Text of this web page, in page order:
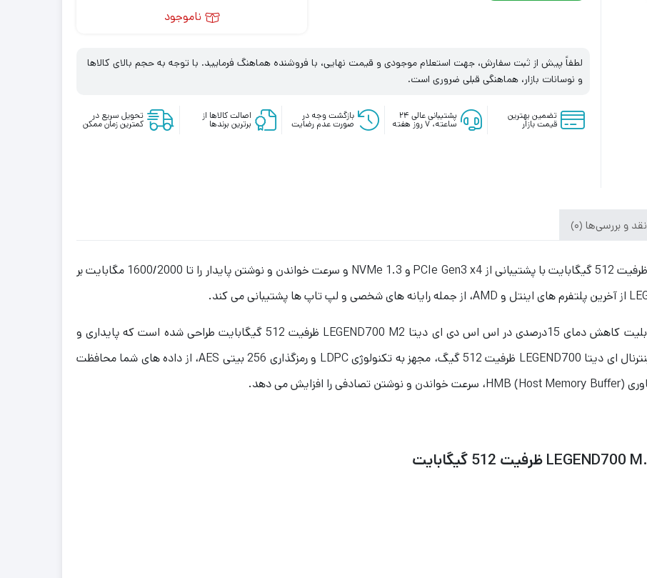
ناموجود
لطفاً پیش از ثبت سفارش، جهت استعلام موجودی و قیمت نهایی، با فروشنده هماهنگ فرمایید. با توجه به حجم بالای کالاها
و نوسانات بازار، هماهنگی قبلی ضروری است.
تضمین بهترین
قیمت بازار
پشتیبانی عالی ۲۴
ساعته، ۷ روز هفته
بازگشت وجه در
صورت عدم رضایت
اصالت کالاها از
برترین برندها
تحویل سریع در
کمترین زمان ممکن
نقد و بررسی‌ها (0)
حافظه اس اس دی ADATA مدل LEGEND700 M.2 ظرفیت 512 گیگابایت با پشتیبانی از PCIe Gen3 x4 و NVMe 1.3 و سرعت خواندن و نوشتن پایدار را تا 1600/2000 مگابایت بر
هیت سینک ساده و ظریف به رنگ آبی و طلایی با قابلیت کاهش دمای 15درصدی در اس اس دی ای دیتا LEGEND700 M2 ظرفیت 512 گیگابایت طراحی شده است که پایداری و
عملکردی بهینه را به همراه دارد. حافظه اس اس دی اینترنال ای دیتا LEGEND700 ظرفیت 512 گیگ، مجهز به تکنولوژی LDPC و رمزگذاری 256 بیتی AES، از داده های شما محافظت